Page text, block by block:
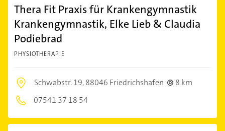
Thera Fit Praxis für Krankengymnastik
Krankengymnastik, Elke Lieb & Claudia
Podiebrad
PHYSIOTHERAPIE
Schwabstr. 19,88046 Friedrichshafen
8 km
07541 37 18 54